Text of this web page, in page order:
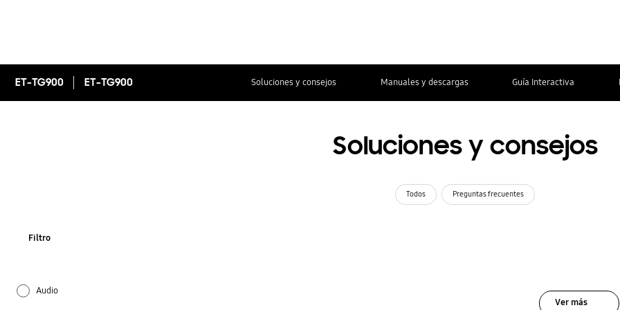
ET-TG900 ET-TG900 Soluciones y consejos Manuales y descargas Guía Interactiva
Soluciones y consejos
Todos Preguntas frecuentes
Filtro
Audio
Ver más